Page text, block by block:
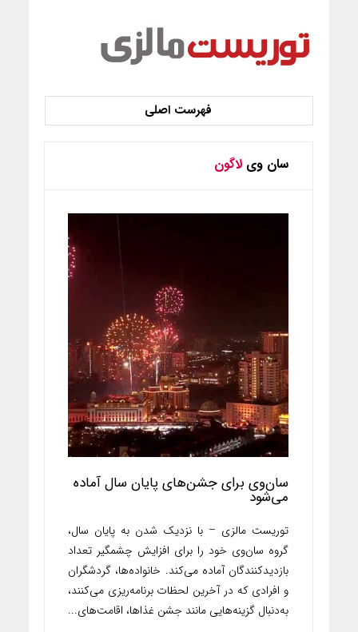
سان وی لاگون
سان‌وی برای جشن‌های پایان سال آماده
می‌شود
توریست مالزی – با نزدیک شدن به پایان سال،
گروه سان‌وی خود را برای افزایش چشمگیر تعداد
بازدیدکنندگان آماده می‌کند. خانواده‌ها، گردشگران
و افرادی که در آخرین لحظات برنامه‌ریزی می‌کنند،
به‌دنبال گزینه‌هایی مانند جشن غذاها، اقامت‌های...